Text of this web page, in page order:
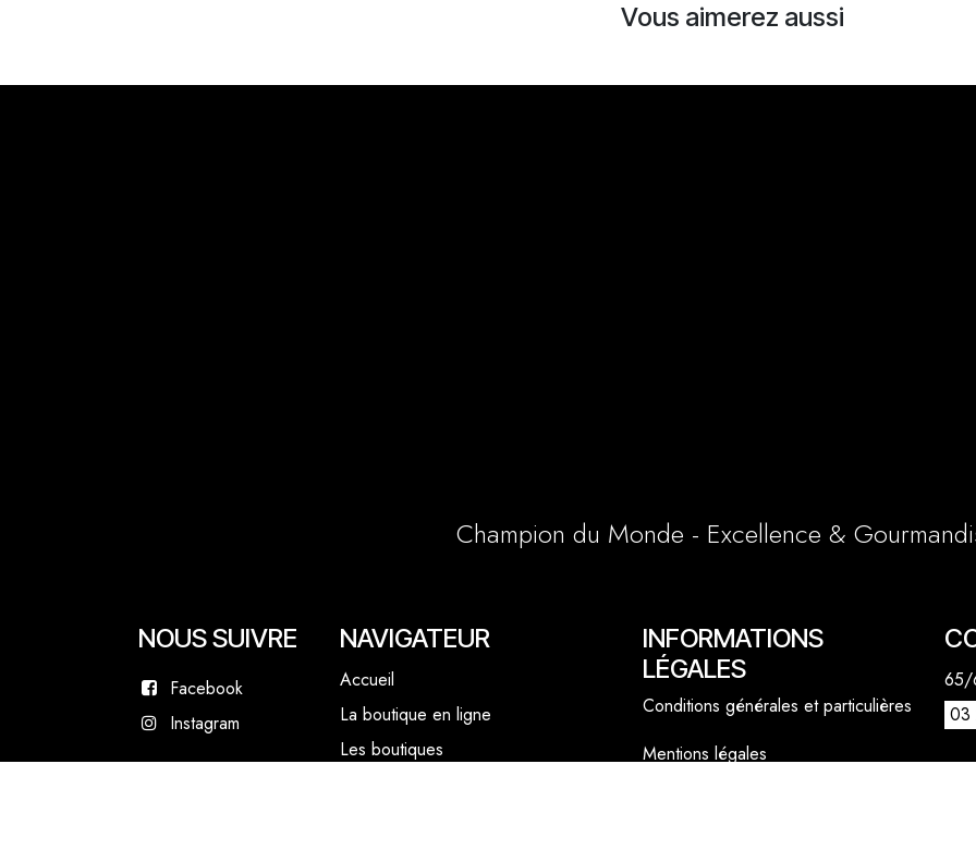
Vous aimerez aussi
65/
03
NOUS SUIVRE
Facebook
Instagram
Champion du Monde - Excellence &
INFORMATIONS
LÉGALES
Conditions générales et particulières
Mentions légales
NAVIGATEUR
Accueil
La boutique en ligne
Les boutiques